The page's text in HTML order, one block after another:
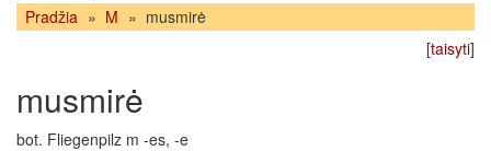
Pradžia » M » musmirė
[taisyti]
musmirė
bot. Fliegenpilz m -es, -e